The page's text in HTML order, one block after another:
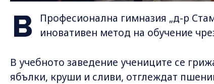
В
Професионална гимназия „д-р
иновативен метод на обучение
В учебното заведение учениците се
ябълки, круши и сливи, отглеждат